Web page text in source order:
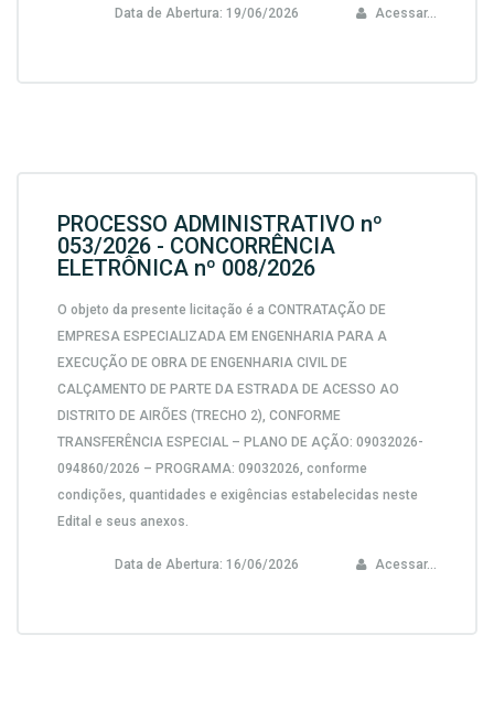
Data de Abertura: 19/06/2026 Acessar...
PROCESSO ADMINISTRATIVO nº
053/2026 - CONCORRÊNCIA
ELETRÔNICA nº 008/2026
O objeto da presente licitação é a CONTRATAÇÃO DE
EMPRESA ESPECIALIZADA EM ENGENHARIA PARA A
EXECUÇÃO DE OBRA DE ENGENHARIA CIVIL DE
CALÇAMENTO DE PARTE DA ESTRADA DE ACESSO AO
DISTRITO DE AIRÕES (TRECHO 2), CONFORME
TRANSFERÊNCIA ESPECIAL – PLANO DE AÇÃO: 09032026-
094860/2026 – PROGRAMA: 09032026, conforme
condições, quantidades e exigências estabelecidas neste
Edital e seus anexos.
Data de Abertura: 16/06/2026 Acessar...